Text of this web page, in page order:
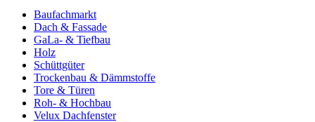
Baufachmarkt
Dach & Fassade
GaLa- & Tiefbau
Holz
Schüttgüter
Trockenbau & Dämmstoffe
Tore & Türen
Roh- & Hochbau
Velux Dachfenster